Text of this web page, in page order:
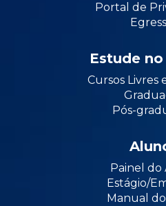
Portal de
Estude no
Cursos Livres
Pós-
Painel do
Estágio/
Manual